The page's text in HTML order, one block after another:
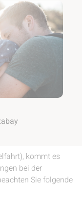
kommt es
bei der
Sie folgende